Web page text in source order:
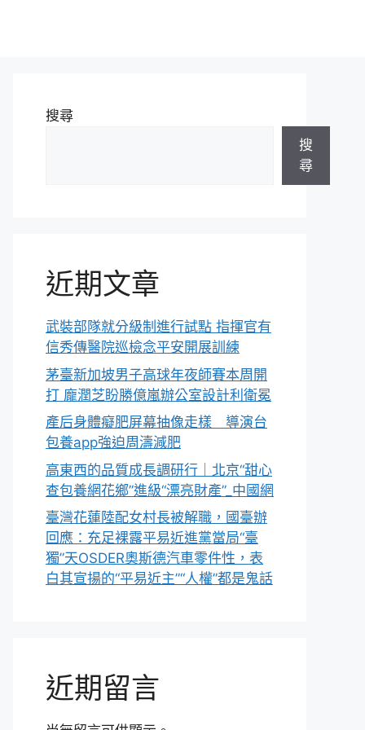
搜尋
搜
尋
近期文章
武裝部隊就分級制進行試點 指揮官有
信秀傳醫院巡檢念平安開展訓練
茅臺新加坡男子高球年夜師賽本周開
打 龐潤芝盼勝億嵐辦公室設計利衛冕
產后身體癡肥屏幕抽像走樣 導演台
包養app強迫周濤減肥
高東西的品質成長調研行｜北京“甜心
查包養網花鄉”進級“漂亮財產”_中國網
臺灣花蓮陸配女村長被解職，國臺辦
回應：充足裸露平易近進黨當局“臺
獨”天OSDER奧斯德汽車零件性，表
白其宣揚的“平易近主”“人權”都是鬼話
近期留言